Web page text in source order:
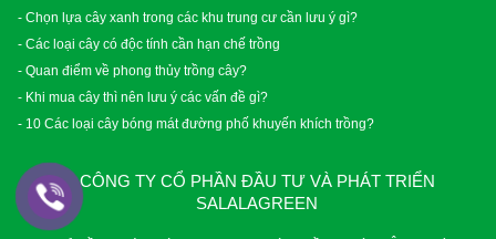
- Chọn lựa cây xanh trong các khu trung cư cần lưu ý gì?
- Các loại cây có độc tính cần hạn chế trồng
- Quan điểm về phong thủy trồng cây?
- Khi mua cây thì nên lưu ý các vấn đề gì?
- 10 Các loại cây bóng mát đường phố khuyến khích trồng?
CÔNG TY CỔ PHẦN ĐẦU TƯ VÀ PHÁT TRIỂN
SALALAGREEN